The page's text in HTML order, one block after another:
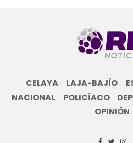
CELAYA LAJA-BAJÍO
NACIONAL
POLICÍACO
OPINIÓN